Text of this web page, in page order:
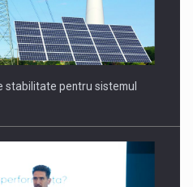
stabilitate pentru sistemul